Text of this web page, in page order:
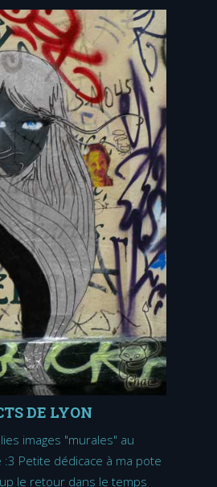
DE LYON
images "murales" au
Petite dédicace à ma pote
le retour dans le temps